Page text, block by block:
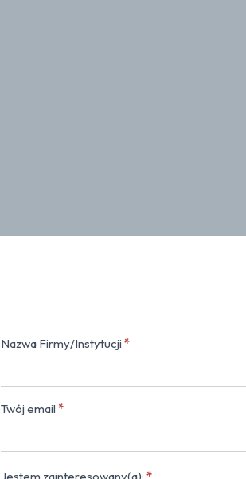
Kontakt
Nazwa Firmy/Instytucji *
Twój email *